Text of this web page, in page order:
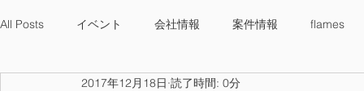
All Posts イベント 会社情報 案件情報 flames
2017年12月18日 読了時間: 0分